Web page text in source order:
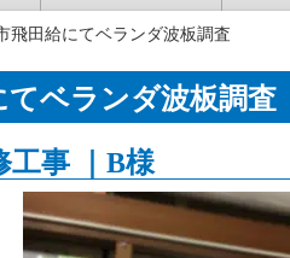
飛田給にてベランダ波板調査
てベランダ波板調査
事 ｜B様